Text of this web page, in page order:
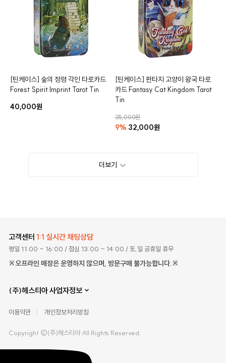
[틴케이스] 숲의 정령 각인 타로카드
Forest Spirit Imprint Tarot Tin
40,000원
[틴케이스] 판타지 고양이 왕국 타로
카드 Fantasy Cat Kingdom Tarot
Tin
35,000원
9% 32,000원
더보기
고객센터 1:1 실시간 채팅상담
평일 11:00 ~ 16:00 / 점심 13:00 ~ 14:00 / 토,일 공휴일 휴무
※오프라인 매장은 운영하지 않으며, 방문구매 불가능합니다.※
(주)헤스티아 사업자정보
이용약관 개인정보처리방침
Copyright ©(주)헤스티아 All Rights Reserved.